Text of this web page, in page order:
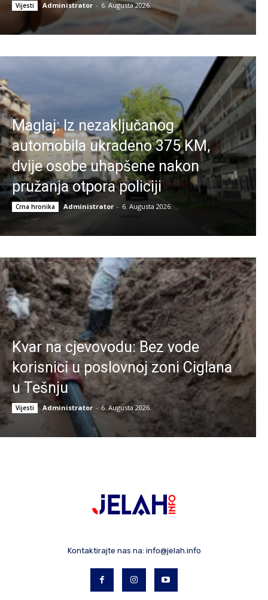
Vijesti Administrator - 6. Augusta 2026.
Maglaj: Iz nezaključanog
automobila ukradeno 375 KM,
dvije osobe uhapšene nakon
pružanja otpora policiji
Crna hronika Administrator - 6. Augusta 2026.
Kvar na cjevovodu: Bez vode
korisnici u poslovnoj zoni Ciglana
u Tešnju
Vijesti Administrator - 6. Augusta 2026.
Kontaktirajte nas na: info@jelah.info